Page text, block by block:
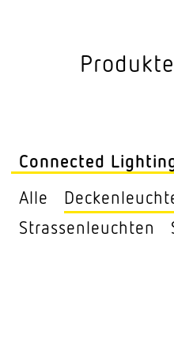
Produkte
Decken­leuchten
Pendel­leuchten
Connected
Alle
Stras­sen­leuchten